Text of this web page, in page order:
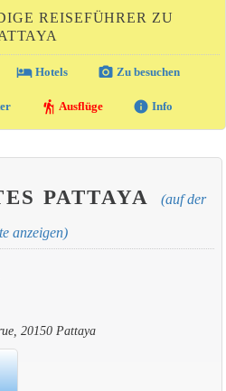
REISEFÜHRER ZU
local_hotelHotels photo_camera Zu besuchen
hiking Ausflüge info Info
PATTAYA (auf der
anzeigen)
20150 Pattaya